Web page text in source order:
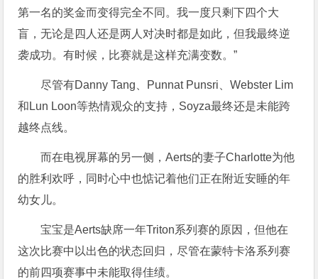
第一名的奖金而变得完全不同。我一度只剩下四个大
盲，无论是四人还是两人对决时都是如此，但我最终逆
袭成功。有时候，比赛就是这样充满变数。”
尽管有Danny Tang、Punnat Punsri、Webster Lim
和Lun Loon等热情观众的支持，Soyza最终还是未能跨
越终点线。
而在电视屏幕的另一侧，Aerts的妻子Charlotte为他
的胜利欢呼，同时心中也惦记着他们正在附近安睡的年
幼女儿。
宝宝是Aerts缺席一年Triton系列赛的原因，但他在
这次比赛中以出色的状态回归，尽管在蒙特卡洛系列赛
的前四项赛事中未能取得佳绩。